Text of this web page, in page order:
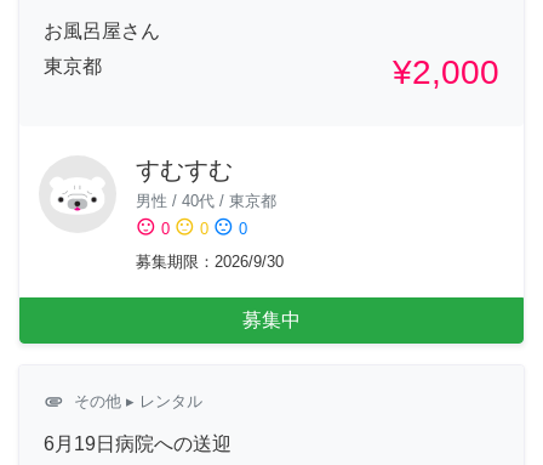
お風呂屋さん
東京都
¥2,000
すむすむ
男性 / 40代 / 東京都
sentiment_satisfied 0 sentiment_neutral 0 sentiment_dissatisfied 0
募集期限 ： 2026/9/30
募集中
attachment その他 ▸ レンタル
6月19日病院への送迎